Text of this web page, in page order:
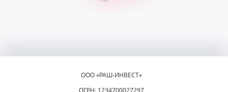
ООО «РАШ-ИНВЕСТ»